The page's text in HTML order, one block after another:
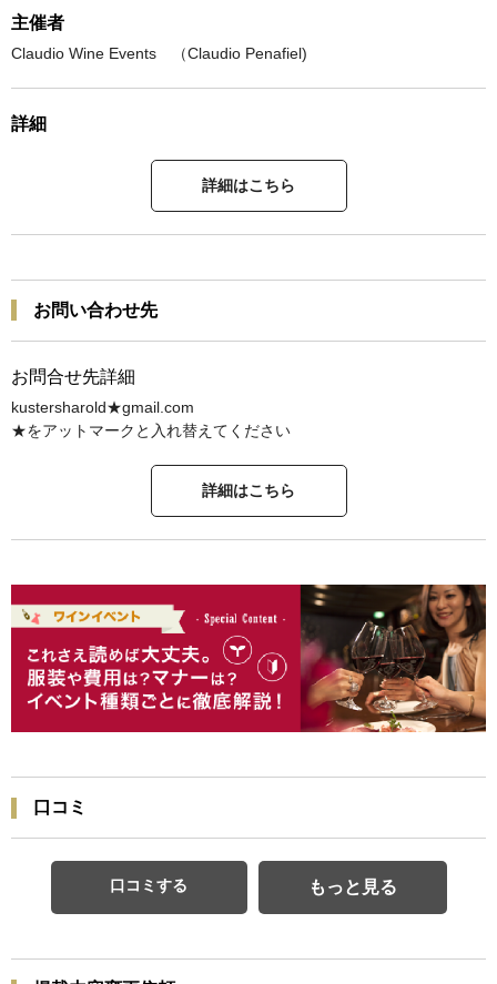
主催者
Claudio Wine Events （Claudio Penafiel)
詳細
詳細はこちら
お問い合わせ先
お問合せ先詳細
kustersharold★gmail.com
★をアットマークと入れ替えてください
詳細はこちら
口コミ
口コミする もっと見る